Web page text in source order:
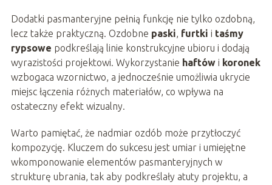
Dodatki pasmanteryjne pełnią funkcję nie tylko ozdobną,
lecz także praktyczną. Ozdobne paski, furtki i taśmy
rypsowe podkreślają linie konstrukcyjne ubioru i dodają
wyrazistości projektowi. Wykorzystanie haftówi koronek
wzbogaca wzornictwo, a jednocześnie umożliwia ukrycie
miejsc łączenia różnych materiałów, co wpływa na
ostateczny efekt wizualny.
Warto pamiętać, że nadmiar ozdób może przytłoczyć
kompozycję. Kluczem do sukcesu jest umiar i umiejętne
wkomponowanie elementów pasmanteryjnych w
strukturę ubrania, tak aby podkreślały atuty projektu, a